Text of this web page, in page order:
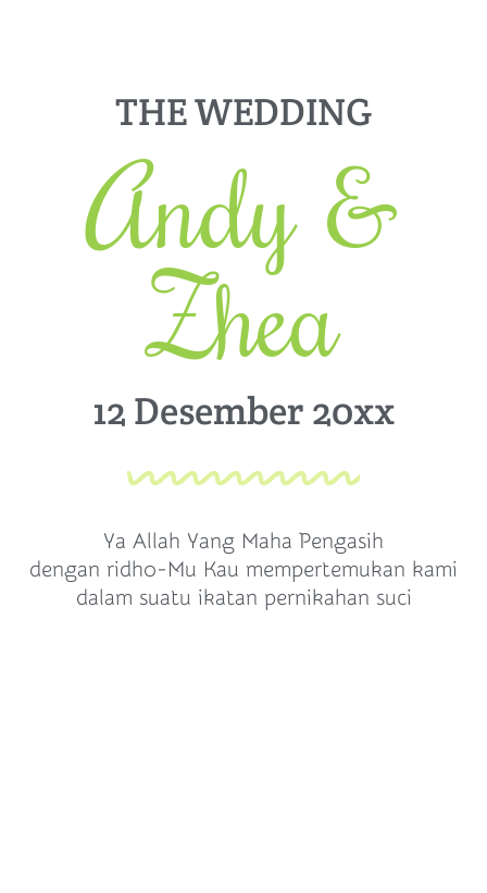
THE WEDDING
Andy &
Zhea
12 Desember 20xx
Ya Allah Yang Maha Pengasih
dengan ridho-Mu Kau mempertemukan kami
dalam suatu ikatan pernikahan suci